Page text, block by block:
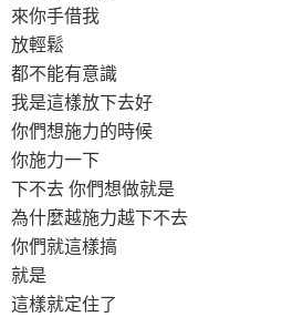
來你手借我
放輕鬆
都不能有意識
我是這樣放下去好
你們想施力的時候
你施力一下
下不去 你們想做就是
為什麼越施力越下不去
你們就這樣搞
就是
這樣就定住了